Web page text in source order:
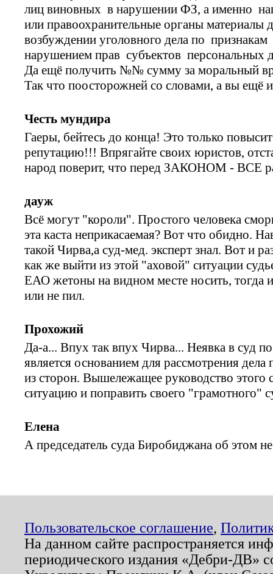
лиц виновных в нарушении ФЗ, а именно
или правоохранительные органы материалы
возбуждении уголовного дела по признакам
нарушением прав субъектов персональных
Да ещё получить №№ сумму за моральный
Так что поосторожней со словами, а вы ещё
Честь мундира
Гаеры, бейтесь до конца! Это только
репутацию!!! Впрягайте своих юристов,
народ поверит, что перед ЗАКОНОМ - ВСЕ
дауж
Всё могут "короли". Простого человека
эта каста неприкасаемая? Вот что обидно.
такой Чирва,а суд-мед. эксперт знал. Вот и
как же выйти из этой "аховой" ситуации
ЕАО жетоны на видном месте носить, тогда
или не пил.
Прохожий
Да-а... Впух так впух Чирва... Неявка в суд
является основанием для рассмотрения
из сторон. Вышележащее руководство этого
ситуацию и поправить своего "грамотного"
Елена
А председатель суда Биробиджана об этом не
Пользовательское соглашение,
На данном сайте распространяется
периодического издания «Дебри-ДВ»